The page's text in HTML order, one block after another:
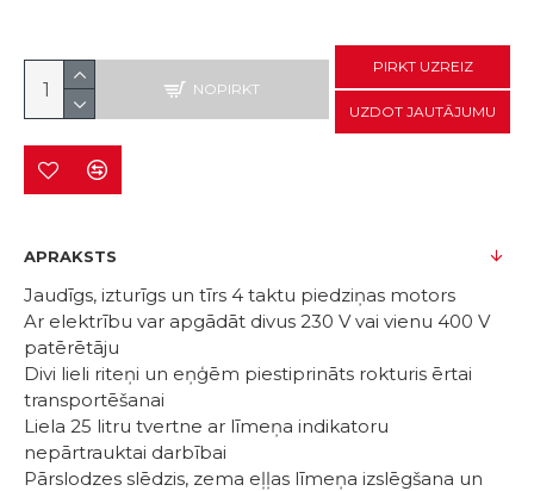
NOPIRKT
PIRKT UZREIZ
UZDOT JAUTĀJUMU
APRAKSTS
Jaudīgs, izturīgs un tīrs 4 taktu piedziņas motors
Ar elektrību var apgādāt divus 230 V vai vienu 400 V
patērētāju
Divi lieli riteņi un eņģēm piestiprināts rokturis ērtai
transportēšanai
Liela 25 litru tvertne ar līmeņa indikatoru
nepārtrauktai darbībai
Pārslodzes slēdzis, zema eļļas līmeņa izslēgšana un